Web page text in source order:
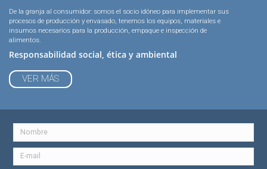
Bolsa termoencogible VALGROUP para
De la granja al consumidor: somos el socio idóneo para implementar sus
procesos de producción y envasado, tenemos los equipos, materiales e
insumos necesarios para la producción, empaque e inspección de
alimentos.
Responsabilidad social, ética y ambiental
VER MÁS